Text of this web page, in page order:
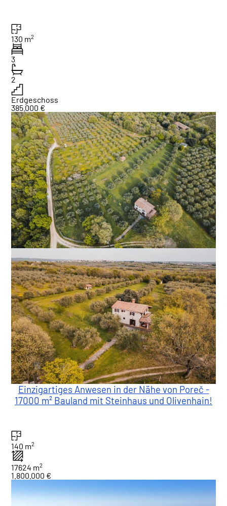
130 m2
3
2
Erdgeschoss
385.000 €
Einzigartiges Anwesen in der Nähe von Poreč -
17000 m² Bauland mit Steinhaus und Olivenhain!
140 m2
17624 m2
1.800.000 €